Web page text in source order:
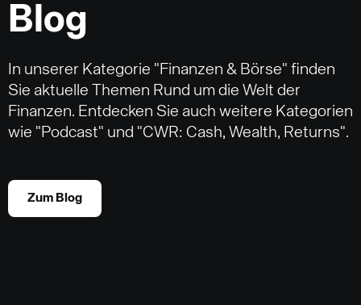
Blog
In unserer Kategorie "Finanzen & Börse" finden
Sie aktuelle Themen Rund um die Welt der
Finanzen. Entdecken Sie auch weitere Kategorien
wie "Podcast" und "CWR: Cash, Wealth, Returns".
Zum Blog